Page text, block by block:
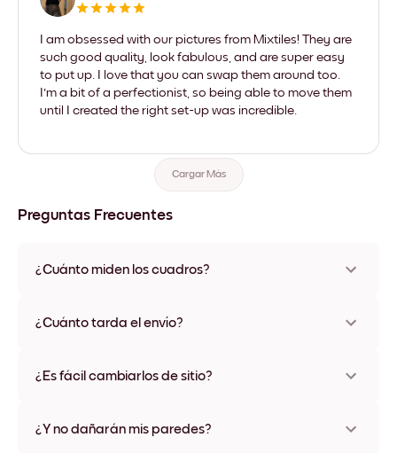
I am obsessed with our pictures from Mixtiles! They are
such good quality, look fabulous, and are super easy
to put up. I love that you can swap them around too.
I'm a bit of a perfectionist, so being able to move them
until I created the right set-up was incredible.
Cargar Más
Preguntas Frecuentes
¿Cuánto miden los cuadros?
varios materiales y colores de marco, incluidas opciones sin
¿Cuánto tarda el envío?
disponibles en algunos países. Te enviaremos un número de
¿Es fácil cambiarlos de sitio?
ningún daño
¿Y no dañarán mis paredes?